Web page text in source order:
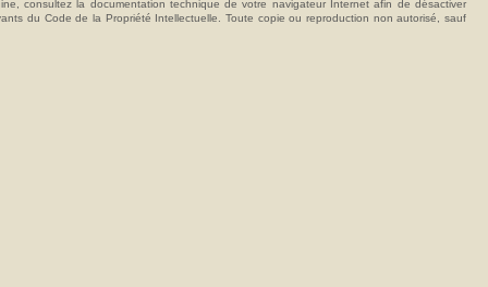
consultez la documentation technique de votre navigateur Internet afin de désactiver
du Code de la Propriété Intellectuelle. Toute copie ou reproduction non autorisé, sauf